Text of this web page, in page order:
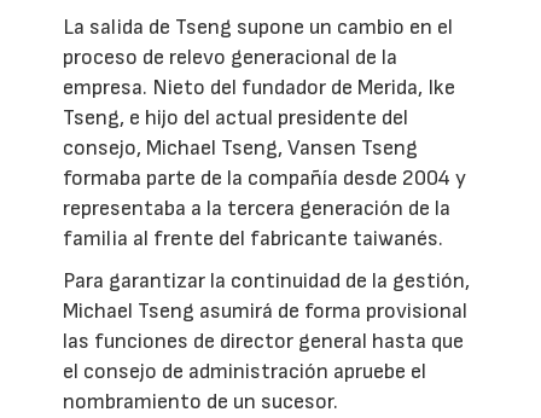
La salida de Tseng supone un cambio en el
proceso de relevo generacional de la
empresa. Nieto del fundador de Merida, Ike
Tseng, e hijo del actual presidente del
consejo, Michael Tseng, Vansen Tseng
formaba parte de la compañía desde 2004 y
representaba a la tercera generación de la
familia al frente del fabricante taiwanés.
Para garantizar la continuidad de la gestión,
Michael Tseng asumirá de forma provisional
las funciones de director general hasta que
el consejo de administración apruebe el
nombramiento de un sucesor.